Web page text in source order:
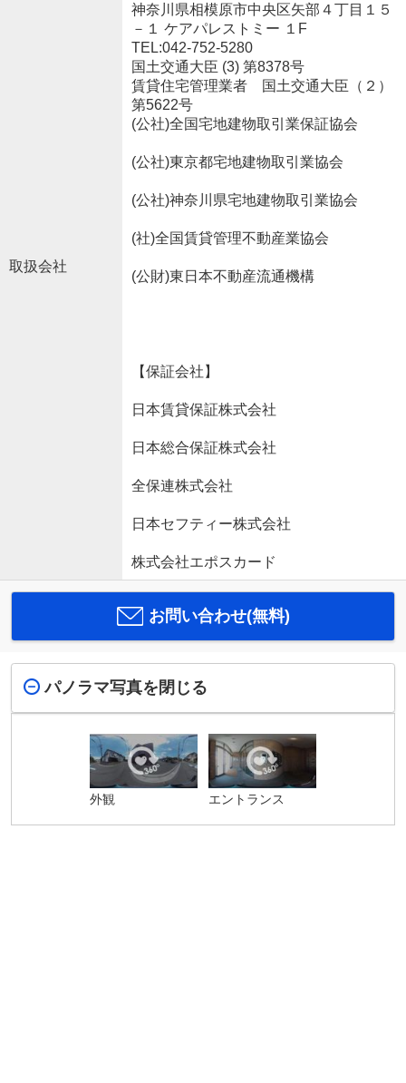
取扱会社
神奈川県相模原市中央区矢部４丁目１５
－１ ケアパレストミー １F
TEL:042-752-5280
国土交通大臣 (3) 第8378号
賃貸住宅管理業者 国土交通大臣（２）
第5622号
(公社)全国宅地建物取引業保証協会
(公社)東京都宅地建物取引業協会
(公社)神奈川県宅地建物取引業協会
(社)全国賃貸管理不動産業協会
(公財)東日本不動産流通機構
【保証会社】
日本賃貸保証株式会社
日本総合保証株式会社
全保連株式会社
日本セフティー株式会社
株式会社エポスカード
お問い合わせ(無料)
パノラマ写真を閉じる
外観 エントランス